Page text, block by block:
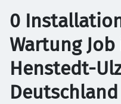
0
Wartung Job
Henstedt-
Deutschland